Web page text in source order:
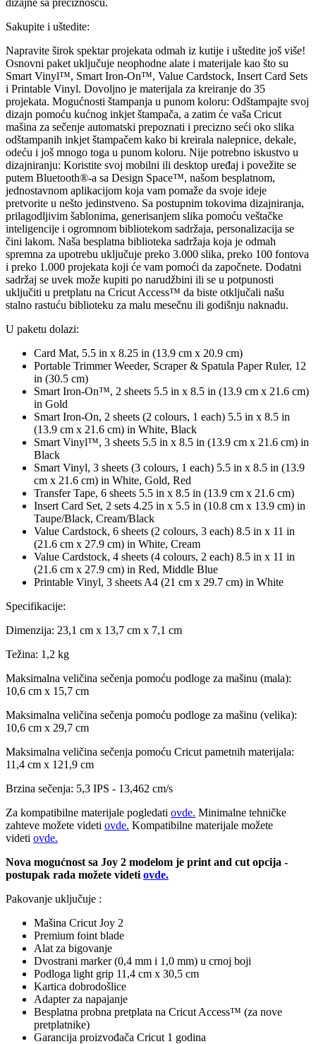
dizajne sa preciznošću.
Sakupite i uštedite:
Napravite širok spektar projekata odmah iz kutije i uštedite još više!
Osnovni paket uključuje neophodne alate i materijale kao što su
Smart Vinyl™, Smart Iron-On™, Value Cardstock, Insert Card Sets
i Printable Vinyl. Dovoljno je materijala za kreiranje do 35
projekata. Mogućnosti štampanja u punom koloru: Odštampajte svoj
dizajn pomoću kućnog inkjet štampača, a zatim će vaša Cricut
mašina za sečenje automatski prepoznati i precizno seći oko slika
odštampanih inkjet štampačem kako bi kreirala nalepnice, dekale,
odeću i još mnogo toga u punom koloru. Nije potrebno iskustvo u
dizajniranju: Koristite svoj mobilni ili desktop uređaj i povežite se
putem Bluetooth®-a sa Design Space™, našom besplatnom,
jednostavnom aplikacijom koja vam pomaže da svoje ideje
pretvorite u nešto jedinstveno. Sa postupnim tokovima dizajniranja,
prilagodljivim šablonima, generisanjem slika pomoću veštačke
inteligencije i ogromnom bibliotekom sadržaja, personalizacija se
čini lakom. Naša besplatna biblioteka sadržaja koja je odmah
spremna za upotrebu uključuje preko 3.000 slika, preko 100 fontova
i preko 1.000 projekata koji će vam pomoći da započnete. Dodatni
sadržaj se uvek može kupiti po narudžbini ili se u potpunosti
uključiti u pretplatu na Cricut Access™ da biste otključali našu
stalno rastuću biblioteku za malu mesečnu ili godišnju naknadu.
U paketu dolazi:
Card Mat, 5.5 in x 8.25 in (13.9 cm x 20.9 cm)
Portable Trimmer Weeder, Scraper & Spatula Paper Ruler, 12
in (30.5 cm)
Smart Iron-On™, 2 sheets 5.5 in x 8.5 in (13.9 cm x 21.6 cm)
in Gold
Smart Iron-On, 2 sheets (2 colours, 1 each) 5.5 in x 8.5 in
(13.9 cm x 21.6 cm) in White, Black
Smart Vinyl™, 3 sheets 5.5 in x 8.5 in (13.9 cm x 21.6 cm) in
Black
Smart Vinyl, 3 sheets (3 colours, 1 each) 5.5 in x 8.5 in (13.9
cm x 21.6 cm) in White, Gold, Red
Transfer Tape, 6 sheets 5.5 in x 8.5 in (13.9 cm x 21.6 cm)
Insert Card Set, 2 sets 4.25 in x 5.5 in (10.8 cm x 13.9 cm) in
Taupe/Black, Cream/Black
Value Cardstock, 6 sheets (2 colours, 3 each) 8.5 in x 11 in
(21.6 cm x 27.9 cm) in White, Cream
Value Cardstock, 4 sheets (4 colours, 2 each) 8.5 in x 11 in
(21.6 cm x 27.9 cm) in Red, Middle Blue
Printable Vinyl, 3 sheets A4 (21 cm x 29.7 cm) in White
Specifikacije:
Dimenzija: 23,1 cm x 13,7 cm x 7,1 cm
Težina: 1,2 kg
Maksimalna veličina sečenja pomoću podloge za mašinu (mala):
10,6 cm x 15,7 cm
Maksimalna veličina sečenja pomoću podloge za mašinu (velika):
10,6 cm x 29,7 cm
Maksimalna veličina sečenja pomoću Cricut pametnih materijala:
11,4 cm x 121,9 cm
Brzina sečenja: 5,3 IPS - 13,462 cm/s
Za kompatibilne materijale pogledati ovde. Minimalne tehničke
zahteve možete videti ovde. Kompatibilne materijale možete
videti ovde.
Nova mogućnost sa Joy 2 modelom je print and cut opcija -
postupak rada možete videti ovde.
Pakovanje uključuje :
Mašina Cricut Joy 2
Premium foint blade
Alat za bigovanje
Dvostrani marker (0,4 mm i 1,0 mm) u crnoj boji
Podloga light grip 11,4 cm x 30,5 cm
Kartica dobrodošlice
Adapter za napajanje
Besplatna probna pretplata na Cricut Access™ (za nove
pretplatnike)
Garancija proizvođača Cricut 1 godina